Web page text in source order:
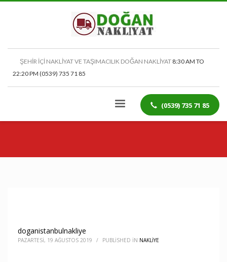
ŞEHİR İÇİ NAKLİYAT VE TAŞIMACILIK DOĞAN NAKLİYAT 8:30 AM TO
22:20 PM (0539) 735 71 85
(0539) 735 71 85
doganistanbulnakliye
PAZARTESI, 19 AĞUSTOS 2019 / PUBLISHED IN NAKLIYE